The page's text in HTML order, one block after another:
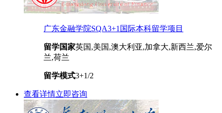
广东金融学院SQA3+1国际本科留学项目
留学国家英国,美国,澳大利亚,加拿大,新西兰,爱尔
兰,荷兰
留学模式3+1/2
查看详情立即咨询